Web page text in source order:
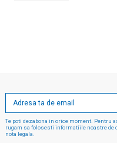
Te poti dezabona in orice moment. Pentru
rugam sa folosesti informatiile noastre de
nota legala.